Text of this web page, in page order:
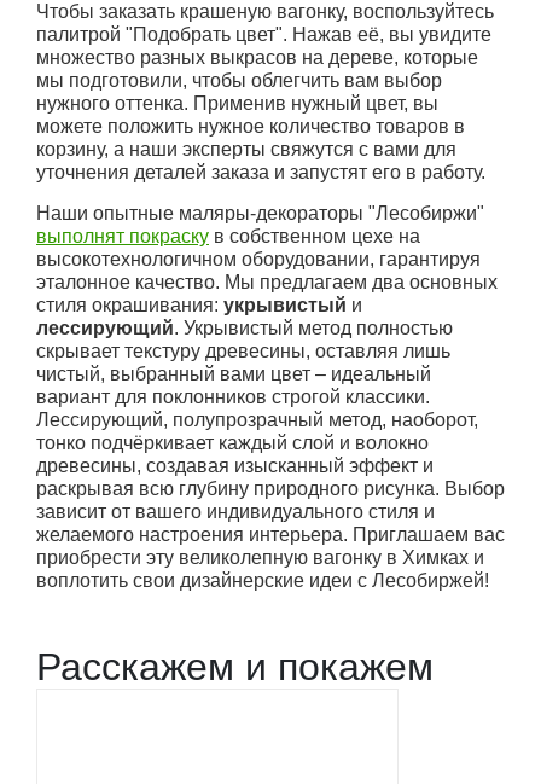
Чтобы заказать крашеную вагонку, воспользуйтесь
палитрой "Подобрать цвет". Нажав её, вы увидите
множество разных выкрасов на дереве, которые
мы подготовили, чтобы облегчить вам выбор
нужного оттенка. Применив нужный цвет, вы
можете положить нужное количество товаров в
корзину, а наши эксперты свяжутся с вами для
уточнения деталей заказа и запустят его в работу.
Наши опытные маляры-декораторы "Лесобиржи"
выполнят покраску в собственном цехе на
высокотехнологичном оборудовании, гарантируя
эталонное качество. Мы предлагаем два основных
стиля окрашивания: укрывистый и
лессирующий. Укрывистый метод полностью
скрывает текстуру древесины, оставляя лишь
чистый, выбранный вами цвет – идеальный
вариант для поклонников строгой классики.
Лессирующий, полупрозрачный метод, наоборот,
тонко подчёркивает каждый слой и волокно
древесины, создавая изысканный эффект и
раскрывая всю глубину природного рисунка. Выбор
зависит от вашего индивидуального стиля и
желаемого настроения интерьера. Приглашаем вас
приобрести эту великолепную вагонку в Химках и
воплотить свои дизайнерские идеи с Лесобиржей!
Расскажем и покажем